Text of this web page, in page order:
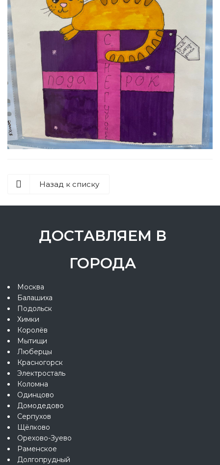
Назад к списку
ДОСТАВЛЯЕМ В
ГОРОДА
Москва
Балашиха
Подольск
Химки
Королёв
Мытищи
Люберцы
Красногорск
Электросталь
Коломна
Одинцово
Домодедово
Серпухов
Щёлково
Орехово-Зуево
Раменское
Долгопрудный